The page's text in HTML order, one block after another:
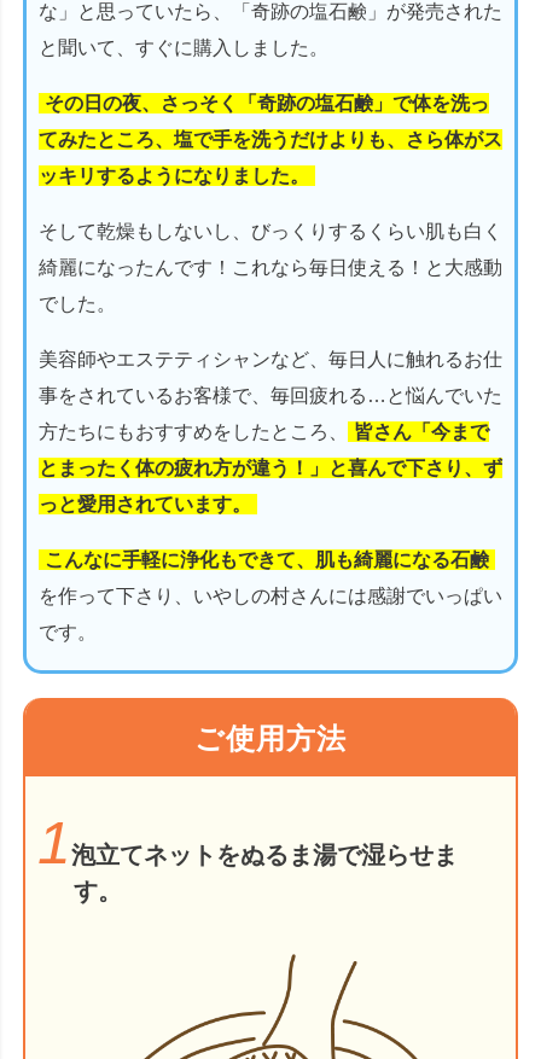
な」と思っていたら、「奇跡の塩石鹸」が発売された
と聞いて、すぐに購入しました。
その日の夜、さっそく「奇跡の塩石鹸」で体を洗っ
てみたところ、塩で手を洗うだけよりも、さら体がス
ッキリするようになりました。
そして乾燥もしないし、びっくりするくらい肌も白く
綺麗になったんです！これなら毎日使える！と大感動
でした。
美容師やエステティシャンなど、毎日人に触れるお仕
事をされているお客様で、毎回疲れる…と悩んでいた
方たちにもおすすめをしたところ、
皆さん「今まで
とまったく体の疲れ方が違う！」と喜んで下さり、ず
っと愛用されています。
こんなに手軽に浄化もできて、肌も綺麗になる石鹸
を作って下さり、いやしの村さんには感謝でいっぱい
です。
ご使用方法
1泡立てネットをぬるま湯で湿らせま
す。